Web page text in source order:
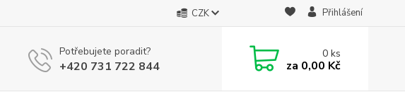
CZK Přihlášení
Potřebujete poradit?
+420 731 722 844
0ks
za 0,00 Kč